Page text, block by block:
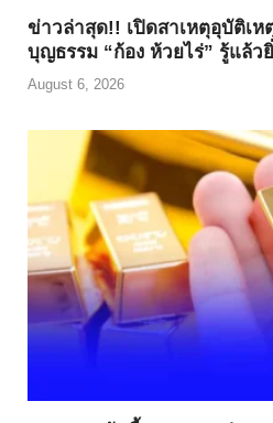
ข่าวล่าสุด!! เปิดสาเหตุอุบัติเ
บุญธรรม “ก้อง ห้วยไร่” รู้แล้ว
August 6, 2026